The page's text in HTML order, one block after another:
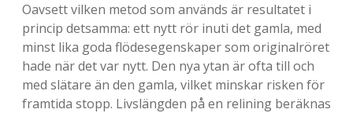
Oavsett vilken metod som används är resultatet i
princip detsamma: ett nytt rör inuti det gamla, med
minst lika goda flödesegenskaper som originalröret
hade när det var nytt. Den nya ytan är ofta till och
med slätare än den gamla, vilket minskar risken för
framtida stopp. Livslängden på en relining beräknas